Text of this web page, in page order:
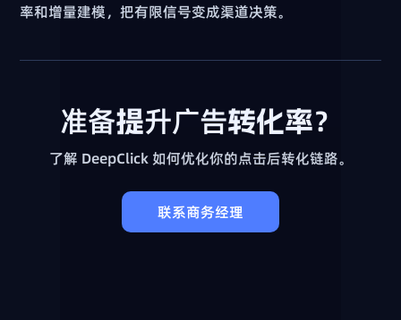
率和增量建模，把有限信号变成渠道决策。
准备提升广告转化率？
了解 DeepClick 如何优化你的点击后转化链路。
联系商务经理